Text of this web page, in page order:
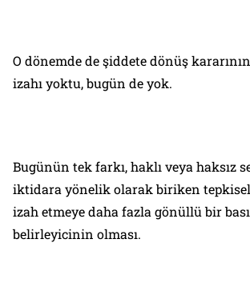
O dönemde de şiddete dönüş
izahı yoktu, bugün de yok.
Bugünün tek farkı, haklı veya haksız
iktidara yönelik olarak biriken
izah etmeye daha fazla gönüllü bir
belirleyicinin olması.